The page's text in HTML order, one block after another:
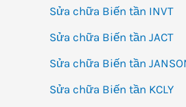
Sửa chữa Biến tần INVT
Sửa chữa Biến tần JACT
Sửa chữa Biến tần
Sửa chữa Biến tần KCLY